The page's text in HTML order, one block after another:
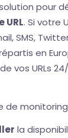
pour
URL. Si votre
SMS,
en
vos URLs
de
la